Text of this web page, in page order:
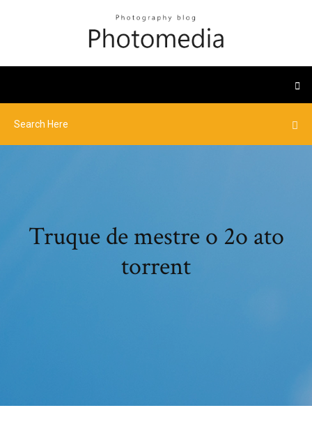
Truque de mestre o 2o ato
torrent